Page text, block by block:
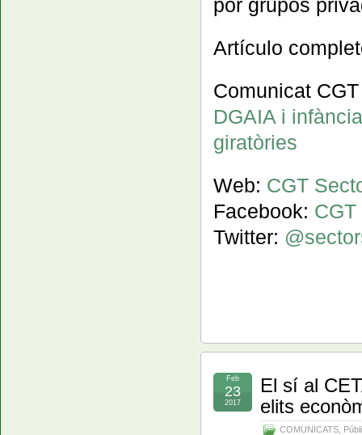
por grupos
Artículo
Comunicat
DGAIA i
giratòries
Web: CGT
Facebook:
Twitter:
El sí al
elits
COMUNICATS
Feb
23
2017